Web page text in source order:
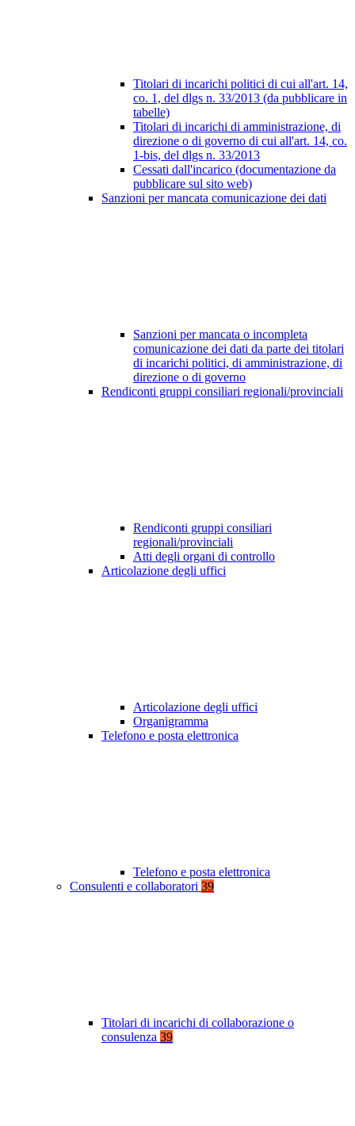
Titolari di incarichi politici di cui all'art. 14,
co. 1, del dlgs n. 33/2013 (da pubblicare in
tabelle)
Titolari di incarichi di amministrazione, di
direzione o di governo di cui all'art. 14, co.
1-bis, del dlgs n. 33/2013
Cessati dall'incarico (documentazione da
pubblicare sul sito web)
Sanzioni per mancata comunicazione dei dati
Sanzioni per mancata o incompleta
comunicazione dei dati da parte dei titolari
di incarichi politici, di amministrazione, di
direzione o di governo
Rendiconti gruppi consiliari regionali/provinciali
Rendiconti gruppi consiliari
regionali/provinciali
Atti degli organi di controllo
Articolazione degli uffici
Articolazione degli uffici
Organigramma
Telefono e posta elettronica
Telefono e posta elettronica
Consulenti e collaboratori 39
Titolari di incarichi di collaborazione o
consulenza 39